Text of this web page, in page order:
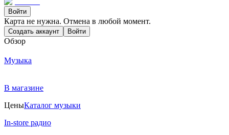
Войти
Карта не нужна. Отмена в любой момент.
Создать аккаунт Войти
Обзор
Музыка
В магазине
ЦеныКаталог музыки
In-store радио